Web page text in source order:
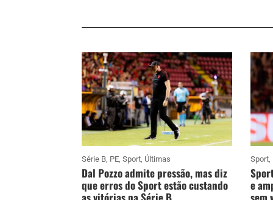
Série B PE ,Sport Últimas
Dal Pozzo admite pressão, mas diz
que erros do Sport estão custando
Sport,
e